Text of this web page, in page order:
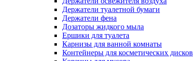
Держатели туалетной бумаги
Держатели фена
Дозаторы жидкого мыла
Ершики для туалета
Карнизы для ванной комнаты
Контейнеры для косметических дисков